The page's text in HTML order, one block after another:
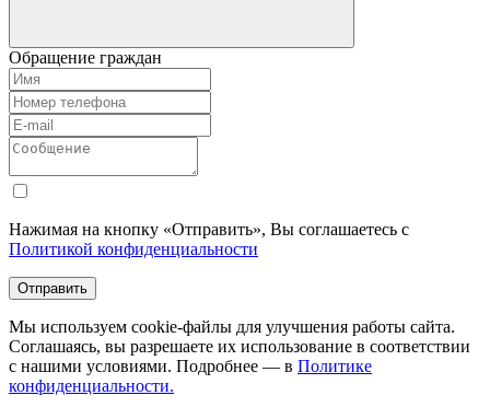
Обращение граждан
Нажимая на кнопку «Отправить», Вы соглашаетесь с
Политикой конфиденциальности
Отправить
Мы используем cookie-файлы для улучшения работы сайта.
Соглашаясь, вы разрешаете их использование в соответствии
с нашими условиями. Подробнее — в Политике
конфиденциальности.